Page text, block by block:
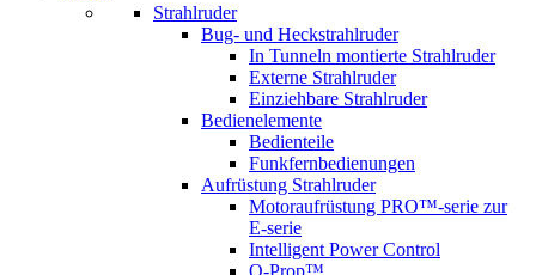
Strahlruder
Bug- und Heckstrahlruder
In Tunneln montierte Strahlruder
Externe Strahlruder
Einziehbare Strahlruder
Bedienelemente
Bedienteile
Funkfernbedienungen
Aufrüstung Strahlruder
Motoraufrüstung PRO™-serie zur
E-serie
Intelligent Power Control
Q-Prop™